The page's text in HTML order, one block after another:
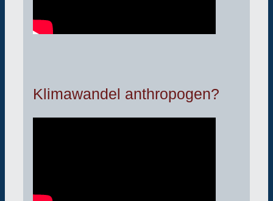
Klimawandel anthropogen?